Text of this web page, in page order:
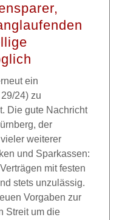
ein
24) zu
Die gute Nachricht
der
weiterer
und Sparkassen:
mit festen
stets unzulässig.
Vorgaben zur
Streit um die